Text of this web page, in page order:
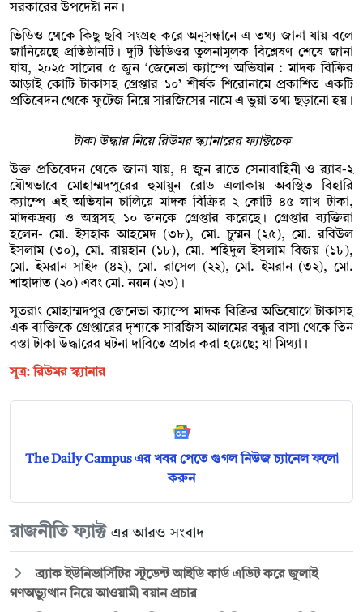
সরকারের উপদেষ্টা নন।
ভিডিও থেকে কিছু ছবি সংগ্রহ করে অনুসন্ধানে এ তথ্য জানা যায় বলে
জানিয়েছে প্রতিষ্ঠানটি। দুটি ভিডিওর তুলনামূলক বিশ্লেষণ শেষে জানা
যায়, ২০২৫ সালের ৫ জুন ‘জেনেভা ক্যাম্পে অভিযান : মাদক বিক্রির
আড়াই কোটি টাকাসহ গ্রেপ্তার ১০’ শীর্ষক শিরোনামে প্রকাশিত একটি
প্রতিবেদন থেকে ফুটেজ নিয়ে সারজিসের নামে এ ভুয়া তথ্য ছড়ানো হয়।
টাকা উদ্ধার নিয়ে রিউমর স্ক্যানারের ফ্যাক্টচেক
উক্ত প্রতিবেদন থেকে জানা যায়, ৪ জুন রাতে সেনাবাহিনী ও র‌্যাব-২
যৌথভাবে মোহাম্মদপুরের হুমায়ুন রোড এলাকায় অবস্থিত বিহারি
ক্যাম্পে এই অভিযান চালিয়ে মাদক বিক্রির ২ কোটি ৪৫ লাখ টাকা,
মাদকদ্রব্য ও অস্ত্রসহ ১০ জনকে গ্রেপ্তার করেছে। গ্রেপ্তার ব্যক্তিরা
হলেন- মো. ইসহাক আহমেদ (৩৮), মো. চুম্মন (২৫), মো. রবিউল
ইসলাম (৩০), মো. রায়হান (১৮), মো. শহিদুল ইসলাম বিজয় (১৮),
মো. ইমরান সাইদ (৪২), মো. রাসেল (২২), মো. ইমরান (৩২), মো.
শাহাদাত (২০) এবং মো. নয়ন (২৩)।
সুতরাং মোহাম্মদপুর জেনেভা ক্যাম্পে মাদক বিক্রির অভিযোগে টাকাসহ
এক ব্যক্তিকে গ্রেপ্তারের দৃশ্যকে সারজিস আলমের বন্ধুর বাসা থেকে তিন
বস্তা টাকা উদ্ধারের ঘটনা দাবিতে প্রচার করা হয়েছে; যা মিথ্যা।
সূত্র: রিউমর স্ক্যানার
The Daily Campus এর খবর পেতে গুগল নিউজ চ্যানেল ফলো
করুন
রাজনীতি ফ্যাক্ট এর আরও সংবাদ
ব্র্যাক ইউনিভার্সিটির স্টুডেন্ট আইডি কার্ড এডিট করে জুলাই
গণঅভ্যুত্থান নিয়ে আওয়ামী বয়ান প্রচার